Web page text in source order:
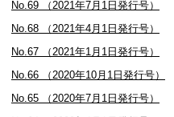
No.69 （2021年7月1日発行号）
No.68 （2021年4月1日発行号）
No.67 （2021年1月1日発行号）
No.66 （2020年10月1日発行号）
No.65 （2020年7月1日発行号）